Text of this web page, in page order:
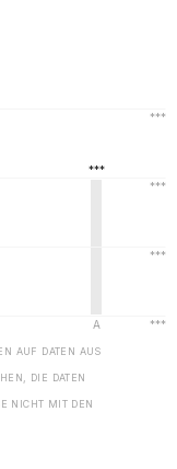
AUF DATEN AUS
DIE DATEN
NICHT MIT DEN